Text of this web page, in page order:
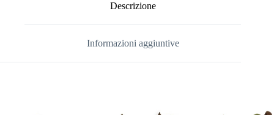
Descrizione
Informazioni aggiuntive